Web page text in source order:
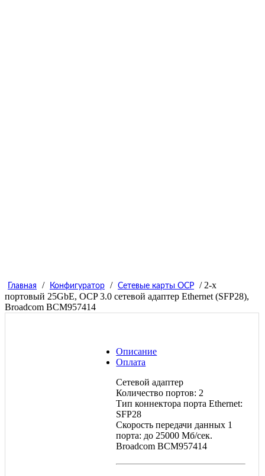
Главная / Конфигуратор / Сетевые карты OCP
/ 2-х
портовый 25GbE, OCP 3.0 сетевой адаптер Ethernet (SFP28),
Broadcom BCM957414
Описание
Оплата
Cетевой адаптер
Количество портов: 2
Тип коннектора порта Ethernet:
SFP28
Скорость передачи данных 1
порта: до 25000 Мб/сек.
Broadcom BCM957414